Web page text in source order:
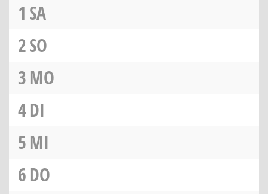
1 SA
2SO
3MO
4DI
5MI
6DO